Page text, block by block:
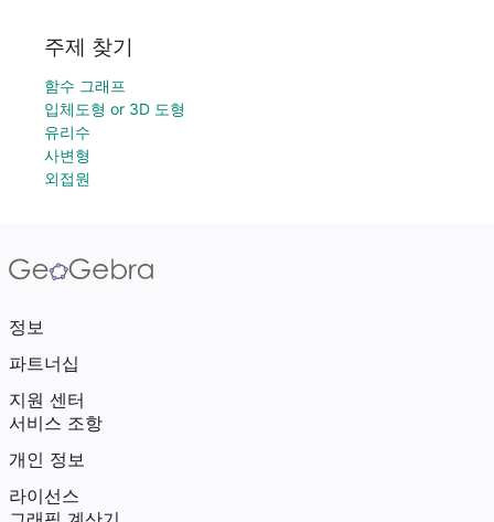
주제 찾기
함수 그래프
입체도형 or 3D 도형
유리수
사변형
외접원
정보
파트너십
지원 센터
서비스 조항
개인 정보
라이선스